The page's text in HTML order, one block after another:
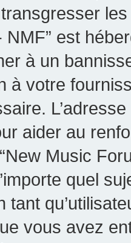
NMF” est
à un
à votre
aider au
Music
quel
tant
vous avez